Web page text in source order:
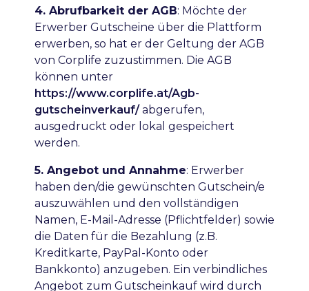
4. Abrufbarkeit der AGB: Möchte der
Erwerber Gutscheine über die Plattform
erwerben, so hat er der Geltung der AGB
von Corplife zuzustimmen. Die AGB
können unter
https://www.corplife.at/Agb-
gutscheinverkauf/ abgerufen,
ausgedruckt oder lokal gespeichert
werden.
5. Angebot und Annahme: Erwerber
haben den/die gewünschten Gutschein/e
auszuwählen und den vollständigen
Namen, E-Mail-Adresse (Pflichtfelder) sowie
die Daten für die Bezahlung (z.B.
Kreditkarte, PayPal-Konto oder
Bankkonto) anzugeben. Ein verbindliches
Angebot zum Gutscheinkauf wird durch